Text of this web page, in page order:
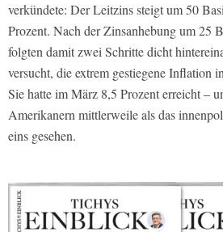
verkündete: Der Leitzins steigt um 50
Prozent. Nach der Zinsanhebung um 25
folgten damit zwei Schritte dicht
versucht, die extrem gestiegene Inflation
Sie hatte im März 8,5 Prozent erreicht –
Amerikanern mittlerweile als das
eins gesehen.